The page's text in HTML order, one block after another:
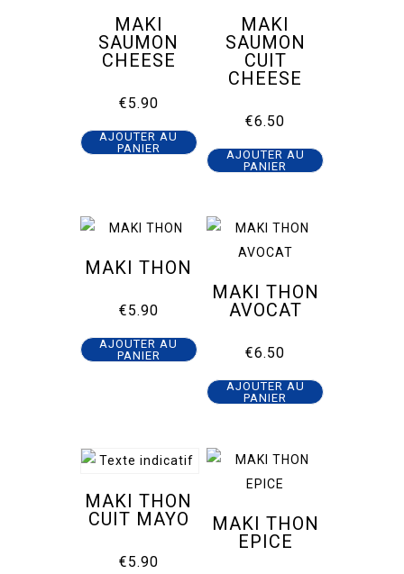
MAKI
SAUMON
CHEESE
€5.90
AJOUTER AU
PANIER
MAKI
SAUMON
CUIT
CHEESE
€6.50
AJOUTER AU
PANIER
MAKI THON
€5.90
AJOUTER AU
PANIER
MAKI THON
AVOCAT
€6.50
AJOUTER AU
PANIER
MAKI THON
CUIT MAYO
€5.90
MAKI THON
EPICE